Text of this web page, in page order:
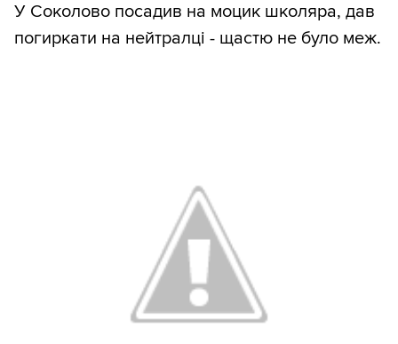
У Соколово посадив на моцик школяра, дав
погиркати на нейтралці - щастю не було меж.